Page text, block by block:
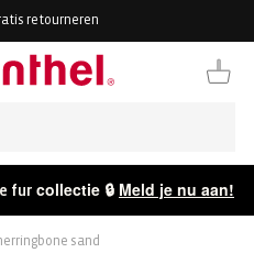
retourneren
fur collectie 🔒 Meld je nu aan!
sand